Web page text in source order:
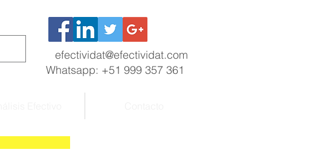
efectividat@efectividat.com
Whatsapp: +51 999 357 361